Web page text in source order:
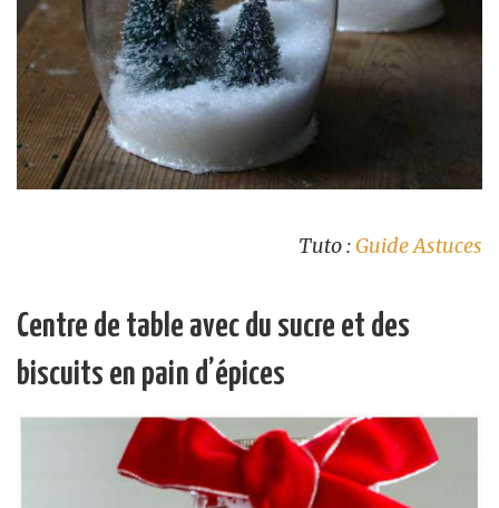
Tuto :Guide Astuces
Centre de table avec du sucre et des
biscuits en pain d’épices